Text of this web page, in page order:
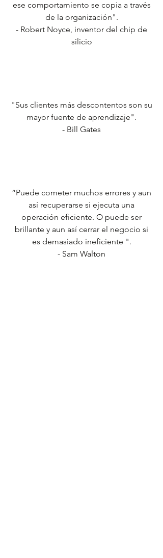
ese comportamiento se copia a través
de la organización".
- Robert Noyce, inventor del chip de
silicio
"Sus clientes más descontentos son su
mayor fuente de aprendizaje".
- Bill Gates
“Puede cometer muchos errores y aun
así recuperarse si ejecuta una
operación eficiente. O puede ser
brillante y aun así cerrar el negocio si
es demasiado ineficiente ".
- Sam Walton